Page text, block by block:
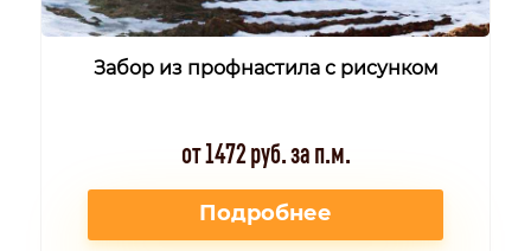
Забор из профнастила с рисунком
от 1472 руб. за п.м.
Подробнее